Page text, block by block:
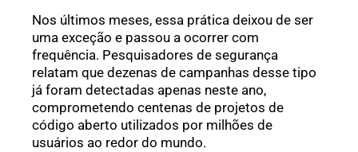
Nos últimos meses, essa prática deixou de ser
uma exceção e passou a ocorrer com
frequência. Pesquisadores de segurança
relatam que dezenas de campanhas desse tipo
já foram detectadas apenas neste ano,
comprometendo centenas de projetos de
código aberto utilizados por milhões de
usuários ao redor do mundo.